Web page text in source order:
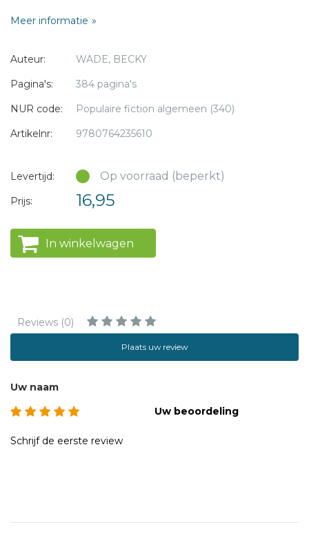
Meer informatie
Auteur:
WADE, BECKY
Pagina's:
384 pagina's
NUR code:
Populaire fiction algemeen (340)
Artikelnr:
9780764235610
Levertijd: Op voorraad (beperkt)
Prijs: 16,95
In winkelwagen
Reviews (0)
Plaats uw review
Uw naam
Uw beoordeling
Schrijf de eerste review